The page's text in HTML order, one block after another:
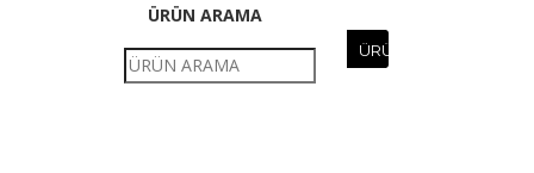
ÜRÜN ARAMA
ÜRÜN
ARAMA